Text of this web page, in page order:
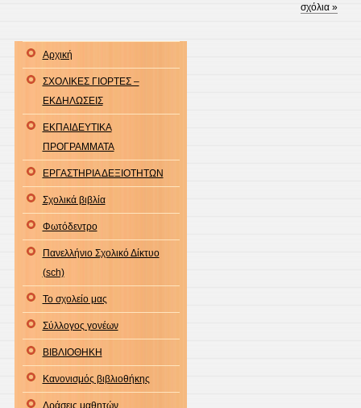
σχόλια »
Αρχική
ΣΧΟΛΙΚΕΣ ΓΙΟΡΤΕΣ –
ΕΚΔΗΛΩΣΕΙΣ
ΕΚΠΑΙΔΕΥΤΙΚΑ
ΠΡΟΓΡΑΜΜΑΤΑ
ΕΡΓΑΣΤΗΡΙΑ ΔΕΞΙΟΤΗΤΩΝ
Σχολικά βιβλία
Φωτόδεντρο
Πανελλήνιο Σχολικό Δίκτυο
(sch)
Το σχολείο μας
Σύλλογος γονέων
ΒΙΒΛΙΟΘΗΚΗ
Κανονισμός βιβλιοθήκης
Δράσεις μαθητών